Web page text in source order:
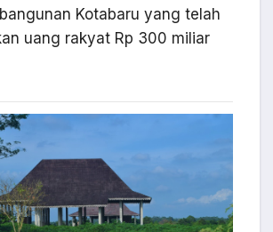
Kotabaru yang telah
uang rakyat Rp 300 miliar